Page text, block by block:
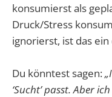
konsumierst als
Druck/Stress
ignorierst, ist das
Du könntest sagen:
‘Sucht’ passt. Aber